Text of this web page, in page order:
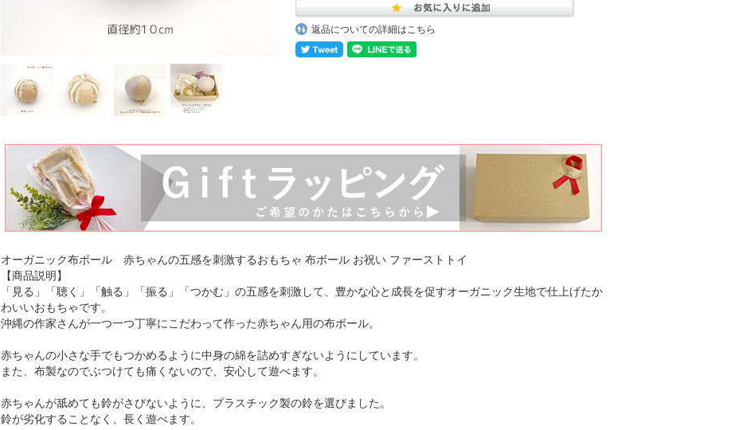
返品についての詳細はこちら
オーガニック布ボール 赤ちゃんの五感を刺激するおもちゃ 布ボール お祝い ファーストトイ
【商品説明】
「見る」「聴く」「触る」「振る」「つかむ」の五感を刺激して、豊かな心と成長を促すオーガニック生地で仕上げたか
わいいおもちゃです。
沖縄の作家さんが一つ一つ丁寧にこだわって作った赤ちゃん用の布ボール。
赤ちゃんの小さな手でもつかめるように中身の綿を詰めすぎないようにしています。
また、布製なのでぶつけても痛くないので、安心して遊べます。
赤ちゃんが舐めても鈴がさびないように、プラスチック製の鈴を選びました。
鈴が劣化することなく、長く遊べます。